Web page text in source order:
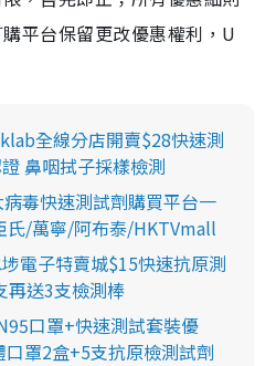
平台保留更改優惠權利，U
全線分店開賣$28快速測
鼻咽拭子採樣檢測
病毒快速測試劑購買平台一
氏/萬寧/阿布泰/HKTVmall
電子特賣城$15快速抗原測
再送3支檢測棒
口罩+快速測試套裝優
罩2盒+5支抗原檢測試劑